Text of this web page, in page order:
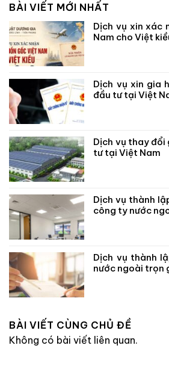
BÀI VIẾT MỚI NHẤT
Dịch vụ xin xác
Nam cho Việt
Dịch vụ xin gia
đầu tư tại Việt
Dịch vụ thay đổi
tư tại Việt Nam
Dịch vụ thành
công ty nước
Dịch vụ thành
nước ngoài trọn
BÀI VIẾT CÙNG CHỦ ĐỀ
Không có bài viết liên quan.